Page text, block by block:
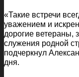
«Такие встречи
уважением и
дорогие ветераны,
служения родной
подчеркнул
дня.